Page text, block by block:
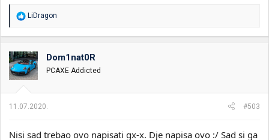
R
o
v
a
n
:
LiDragon
Dom1nat0R
PCAXE Addicted
11.07.2020. #503
Nisi sad trebao ovo napisati gx-x. Dje napisa ovo :/ Sad si ga